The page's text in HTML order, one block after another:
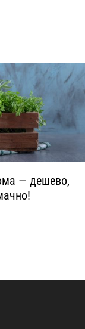
— дешево,